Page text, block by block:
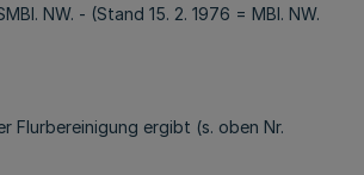
NW. - (Stand 15. 2. 1976 = MBl. NW.
Flurbereinigung ergibt (s. oben Nr.